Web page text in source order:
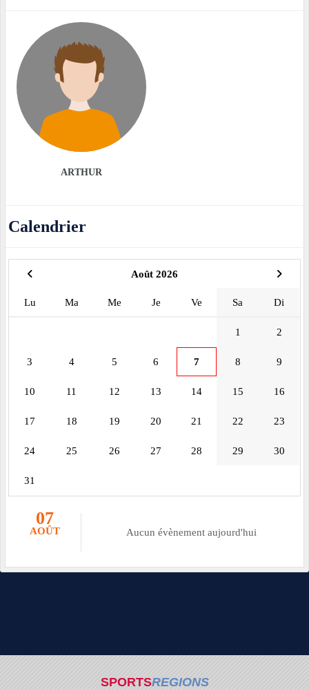
ARTHUR
Calendrier
Août 2026
Lu Ma Me Je Ve Sa Di
1 2
3 4 5 6 7 8 9
10 11 12 13 14 15 16
17 18 19 20 21 22 23
24 25 26 27 28 29 30
31
07
AOÛT Aucun évènement aujourd'hui
SPORTSREGIONS